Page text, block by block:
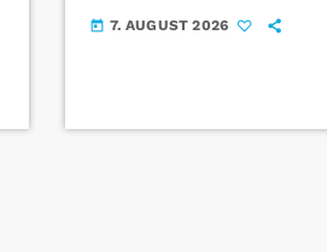
today 7. AUGUST 2026